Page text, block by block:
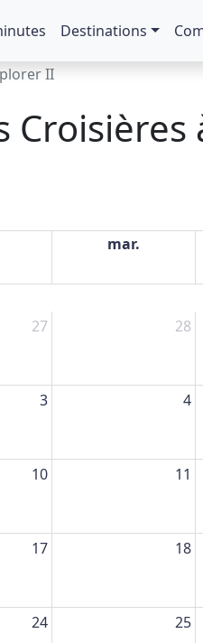
Destinations
II
mar.
27 28
3 4
10 11
17 18
24 25